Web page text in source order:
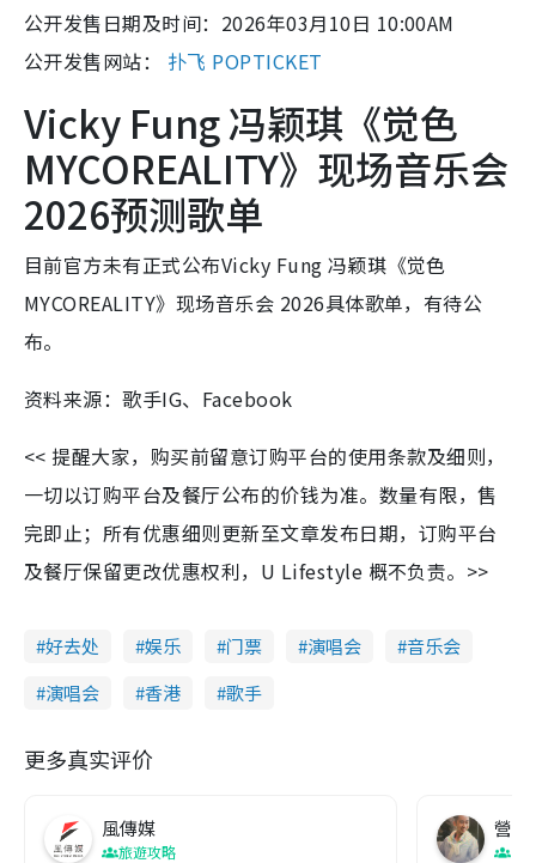
公开发售日期及时间：2026年03月10日 10:00AM
公开发售网站： 扑飞 POPTICKET
Vicky Fung 冯颖琪《觉色
MYCOREALITY》现场音乐会
2026预测歌单
目前官方未有正式公布Vicky Fung 冯颖琪《觉色
MYCOREALITY》现场音乐会 2026具体歌单，有待公
布。
资料来源：歌手IG、Facebook
<< 提醒大家，购买前留意订购平台的使用条款及细则，
一切以订购平台及餐厅公布的价钱为准。数量有限，售
完即止；所有优惠细则更新至文章发布日期，订购平台
及餐厅保留更改优惠权利，U Lifestyle 概不负责。>>
好去处 娱乐 门票 演唱会
音乐会
演唱会
香港 歌手
更多真实评价
風傳媒
旅遊攻略
營養